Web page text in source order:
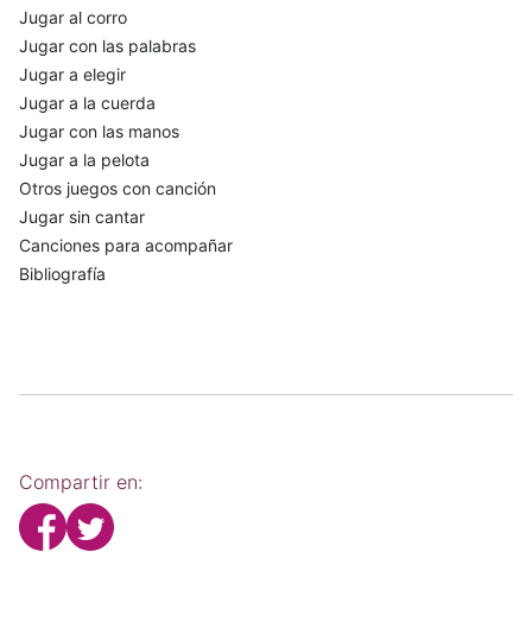
Jugar al corro
Jugar con las palabras
Jugar a elegir
Jugar a la cuerda
Jugar con las manos
Jugar a la pelota
Otros juegos con canción
Jugar sin cantar
Canciones para acompañar
Bibliografía
Compartir en: